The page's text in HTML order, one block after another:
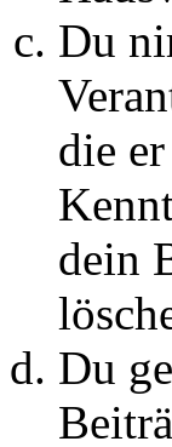
Du
die
dein
Du